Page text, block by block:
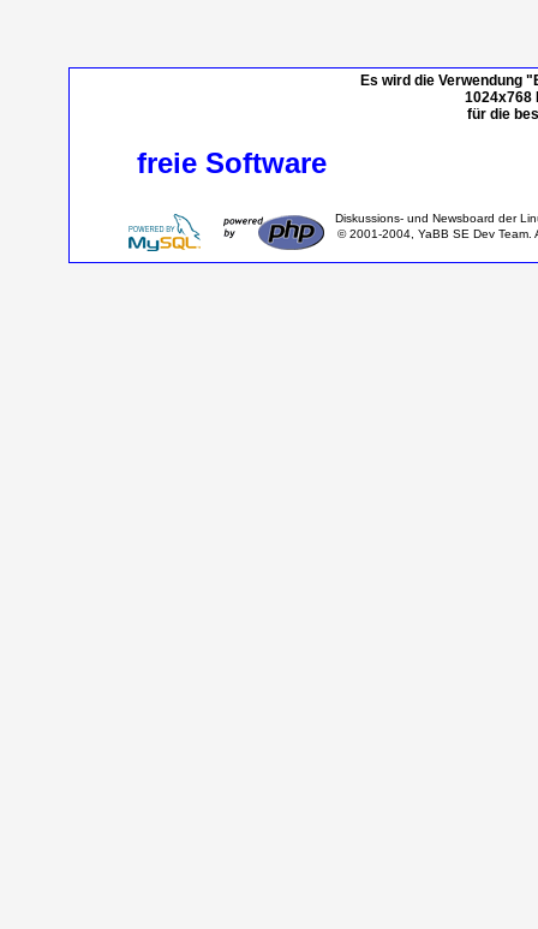
Es wird die Verwendung
1024x768
für die
freie Software
Diskussions- und Newsboard der
© 2001-2004, YaBB SE Dev Team.